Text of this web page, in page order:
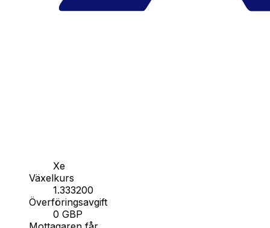
Xe
Växelkurs
1.333200
Överföringsavgift
0 GBP